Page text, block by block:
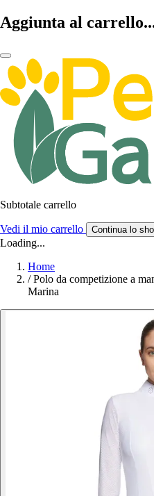
Aggiunta al
Subtotale carrello
Vedi il mio carrello Continua lo
Loading...
Home
/ Polo da competizione a
Marina